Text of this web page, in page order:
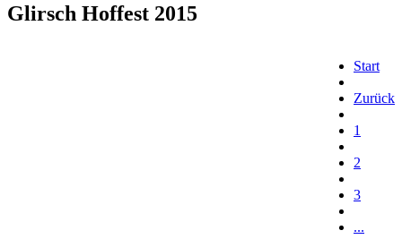
Glirsch Hoffest 2015
Start
Zurück
1
2
3
...